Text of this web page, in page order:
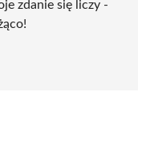
zdanie się liczy -